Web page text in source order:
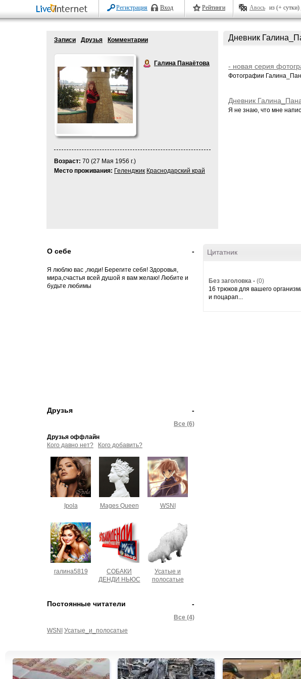
Регистрация Вход Рейтинги Авось из (+ сутки)
Записи Друзья Комментарии
Галина Панаётова
Возраст: 70 (27 Мая 1956 г.)
Место проживания: Геленджик Краснодарский край
Дневник
- новая серия
Фотографии
Дневник
Я не знаю, что мне
-
О себе
Я люблю вас ,люди! Берегите себя! Здоровья,
мира,счастья всей душой я вам желаю! Любите и
будьте любимы
-
Друзья
Все (6)
Друзья оффлайн
Кого давно нет?
Кого добавить?
Ipola Mages Queen WSNI
галина5819
СОБАКИ
ДЕНДИ НЬЮС
Усатые и
полосатые
-
Постоянные читатели
Все (4)
WSNI Усатые_и_полосатые
Цитатник
Без заголовка - (0)
16 трюков для вашего
и поцарап...